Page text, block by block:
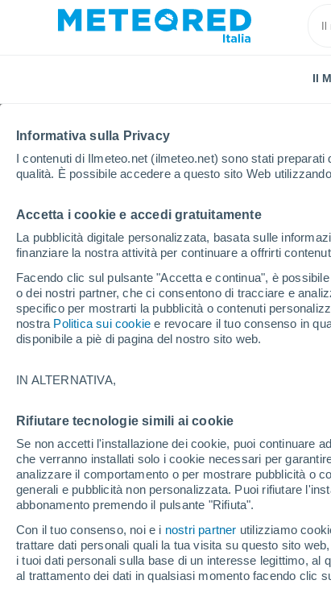
Informativa sulla Privacy
I contenuti di Ilmeteo.net (ilmeteo.net) sono stati
qualità. È possibile accedere a questo sito Web
Accetta i cookie e accedi gratuitamente
La pubblicità digitale personalizzata, basata sulle
finanziare la nostra attività per continuare a offrirti
Facendo clic sul pulsante "Accetta e continua", è
o dei nostri partner, che ci consentono di tracciare e
specifico per mostrarti la pubblicità o contenuti
nostra Politica sui cookie e revocare il tuo consenso in
disponibile a piè di pagina del nostro sito web.
IN ALTERNATIVA,
Rifiutare tecnologie simili ai cookie
Se non accetti l'installazione dei cookie, puoi continuare
che verranno installati solo i cookie necessari per
analizzare il comportamento o per mostrare pubblicità o
generali e pubblicità non personalizzata. Puoi rifiutare
abbonamento premendo il pulsante "Rifiuta".
Con il tuo consenso, noi e i nostri partner utilizziamo
trattare dati personali quali la tua visita su questo sito
i tuoi dati personali sulla base di un interesse legittimo,
al trattamento dei dati in qualsiasi momento facendo clic
Il
Home Repubblica Dominicana El Seibo
Il Meteo in El Seibo
Oggi, 7 agosto Tutto il giorno